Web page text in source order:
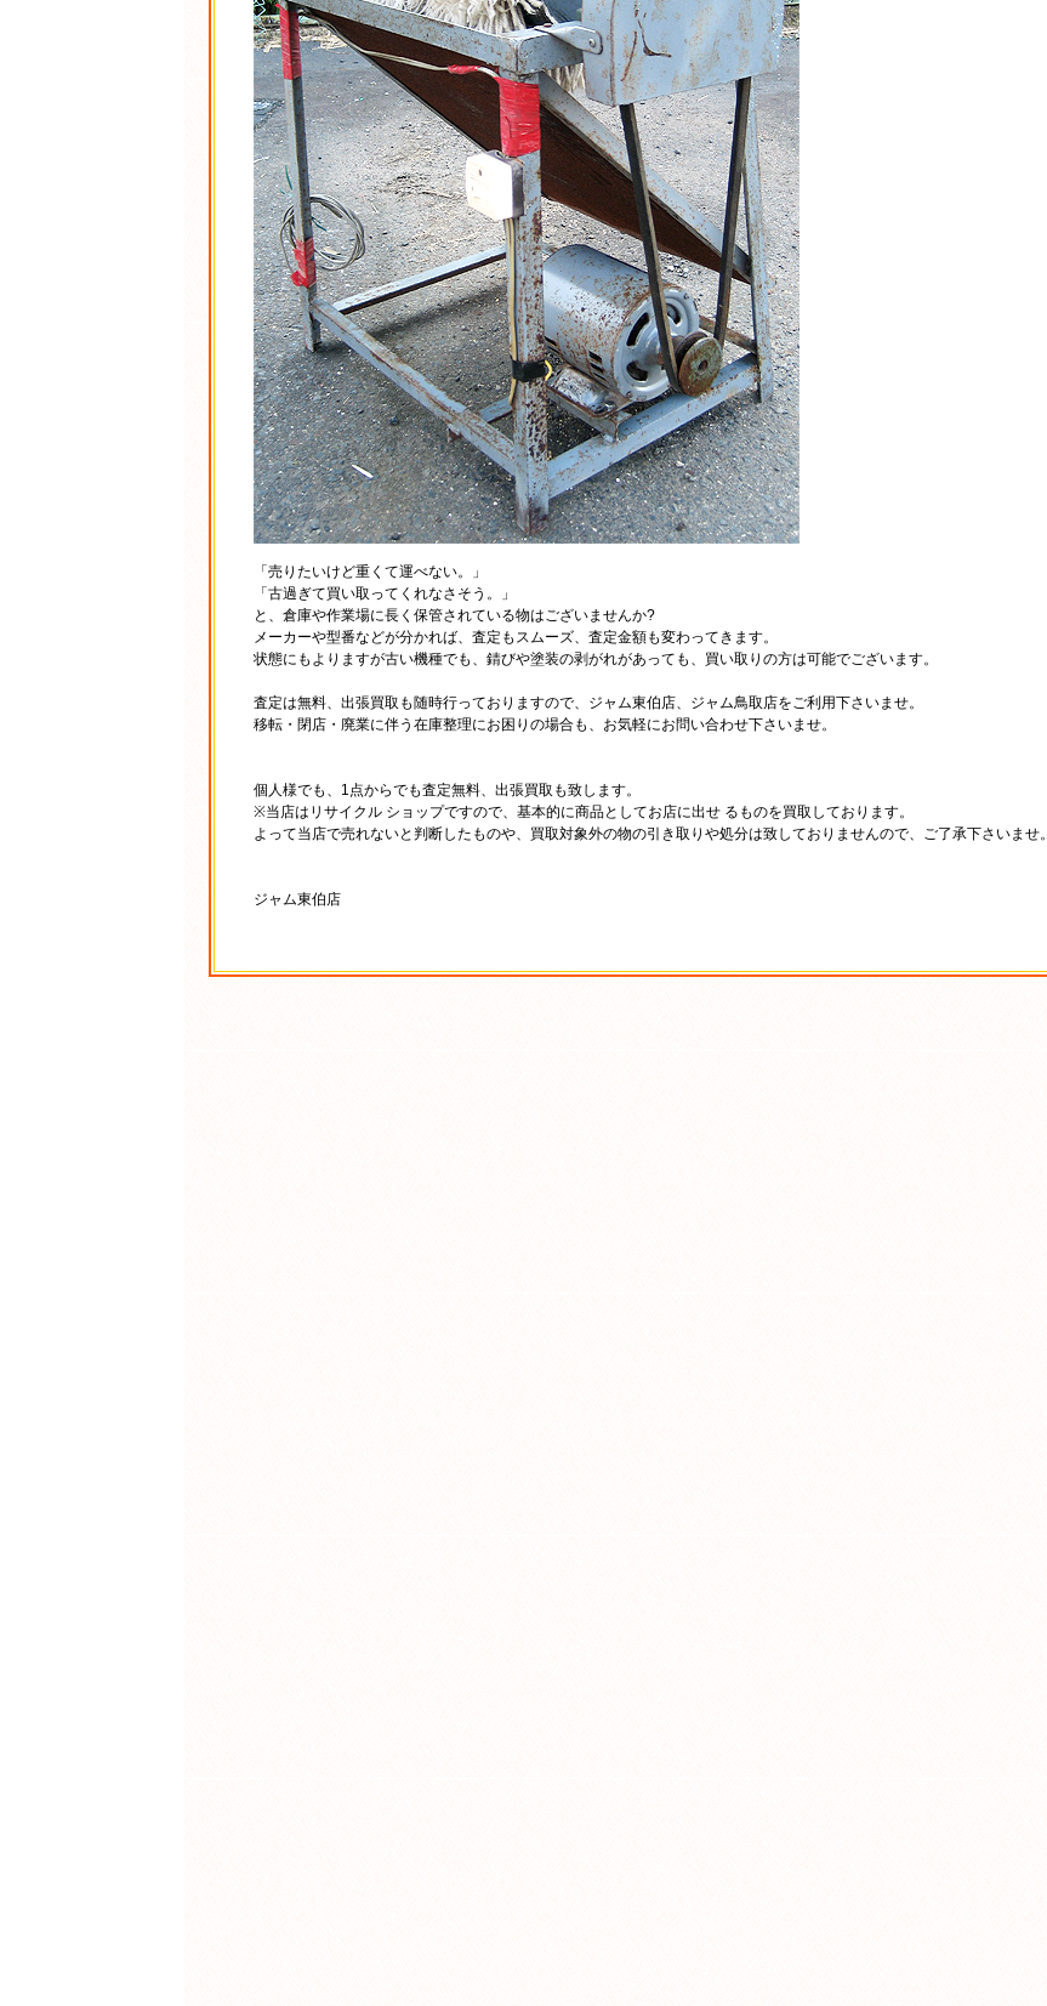
「売りたいけど重くて運べない。」
「古過ぎて買い取ってくれなさそう。」
と、倉庫や作業場に長く保管されている物はございませんか?
メーカーや型番などが分かれば、査定もスムーズ、査定金額も変わってきます。
状態にもよりますが古い機種でも、錆びや塗装の剥がれがあっても、買い取りの方は可能でございます。
査定は無料、出張買取も随時行っておりますので、ジャム東伯店、ジャム鳥取店をご利用下さいませ。
移転・閉店・廃業に伴う在庫整理にお困りの場合も、お気軽にお問い合わせ下さいませ。
個人様でも、1点からでも査定無料、出張買取も致します。
※当店はリサイクル ショップですので、基本的に商品としてお店に出せ るものを買取しております。
よって当店で売れないと判断したものや、買取対象外の物の引き取りや処分は致しておりませんので、ご了承下さいませ。
ジャム東伯店